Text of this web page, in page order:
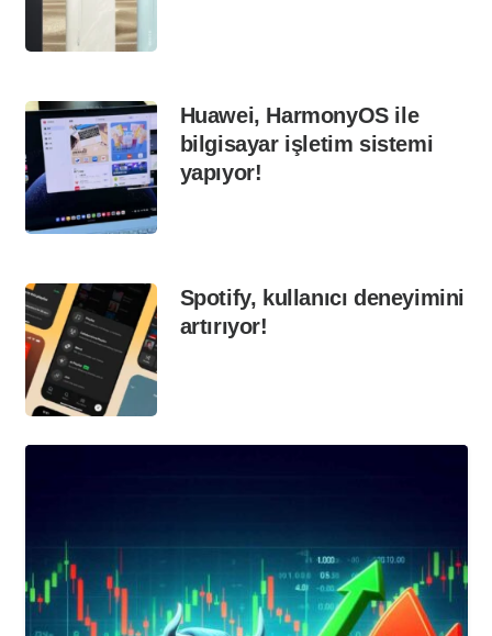
Huawei, HarmonyOS ile
bilgisayar işletim sistemi
yapıyor!
Spotify, kullanıcı deneyimini
artırıyor!